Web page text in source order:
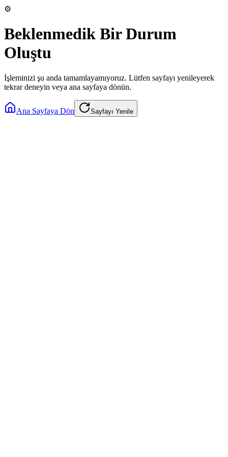
⚙️
Beklenmedik Bir Durum
Oluştu
İşleminizi şu anda tamamlayamıyoruz. Lütfen sayfayı yenileyerek
tekrar deneyin veya ana sayfaya dönün.
Ana Sayfaya Dön Sayfayı Yenile